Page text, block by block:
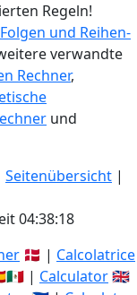
Regeln!
Folgen und Reihen-
verwandte
Rechner,
und
Seitenübersicht |
04:38:18
🇩🇰 | Calcolatrice
| Calculator🇬🇧